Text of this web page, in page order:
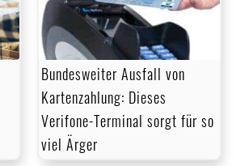
Bundesweiter Ausfall von
Kartenzahlung: Dieses
Verifone-Terminal sorgt für so
viel Ärger